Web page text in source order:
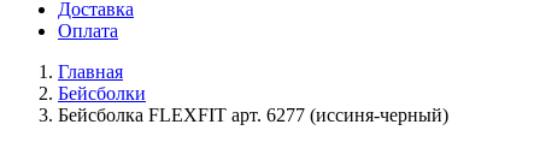
Доставка
Оплата
Главная
Бейсболки
Бейсболка FLEXFIT арт. 6277 (иссиня-черный)